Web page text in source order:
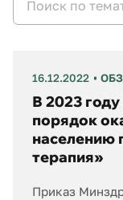
16.12.2022
В 2023
порядок
населению
терапия»
Приказ